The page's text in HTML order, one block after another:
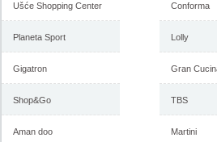
Ušće Shopping Center
Planeta Sport
Gigatron
Shop&Go
Aman doo
Conforma
Lolly
Gran
TBS
Martini